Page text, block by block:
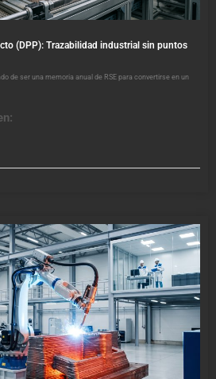
(DPP): Trazabilidad industrial sin puntos
de ser una memoria anual de RSE para convertirse en un